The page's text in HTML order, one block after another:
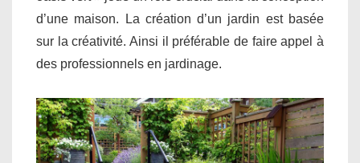
d’une maison. La création d’un jardin est basée
sur la créativité. Ainsi il préférable de faire appel à
des professionnels en jardinage.